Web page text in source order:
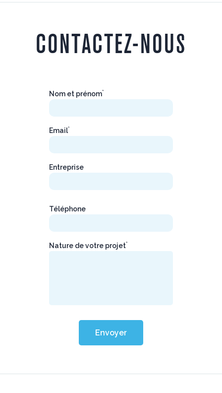
CONTACTEZ-NOUS
Nom et prénom*
Email*
Entreprise
Téléphone
Nature de votre projet*
Envoyer